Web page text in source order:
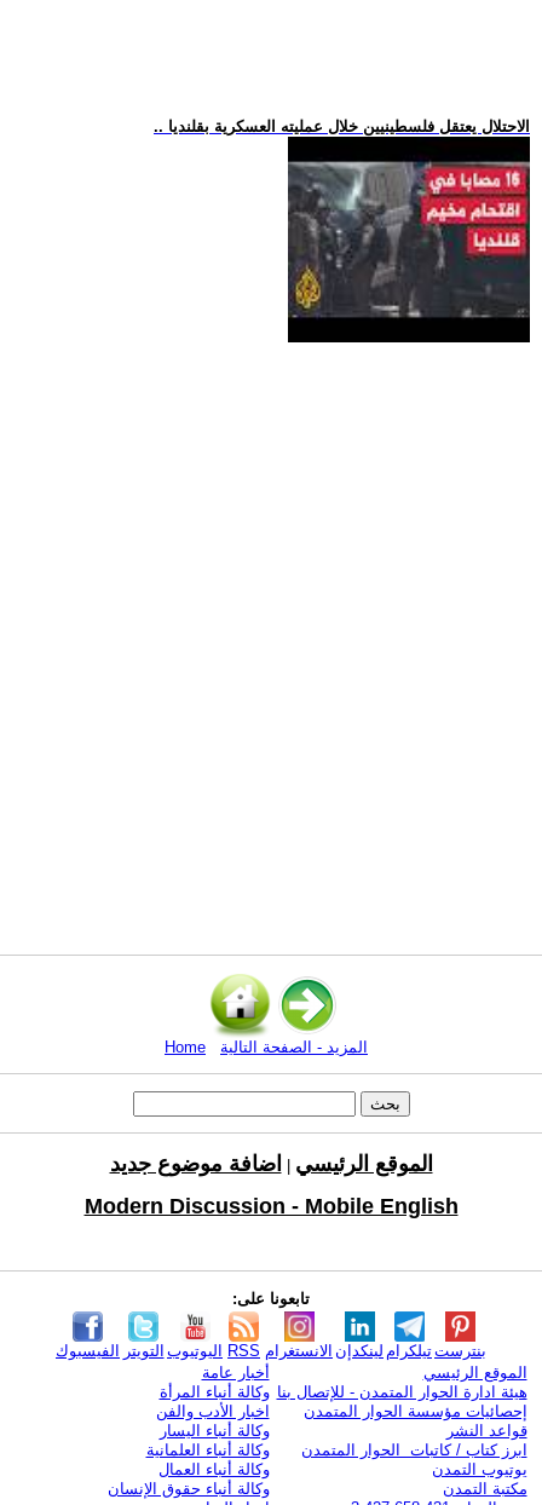
.. الاحتلال يعتقل فلسطينيين خلال عمليته العسكرية بقلنديا
Home المزيد - الصفحة التالية
الموقع الرئيسي
اضافة موضوع جديد
Modern Discussion - Mobile English
تابعونا على:
الفيسبوك التويتر اليوتيوب RSS الانستغرام لينكدإن تيلكرامبنترست
الموقع الرئيسي
هيئة ادارة الحوار المتمدن - للإتصال بنا
إحصائيات مؤسسة الحوار المتمدن
قواعد النشر
ابرز كتاب / كاتبات الحوار المتمدن
يوتيوب التمدن
مكتبة التمدن
أخبار عامة
وكالة أنباء المرأة
اخبار الأدب والفن
وكالة أنباء اليسار
وكالة أنباء العلمانية
وكالة أنباء العمال
وكالة أنباء حقوق الإنسان